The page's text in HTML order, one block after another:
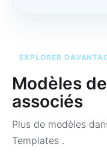
EXPLORER
Modèles
associés
Plus de modèles
Templates .